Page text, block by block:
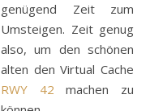
genügend Zeit zum
Umsteigen. Zeit genug
also, um den schönen
alten den Virtual Cache
RWY 42 machen zu